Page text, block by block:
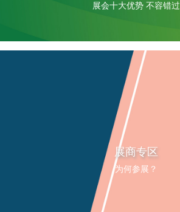
展会十大优势 不容错过
展商专区
为何参展？